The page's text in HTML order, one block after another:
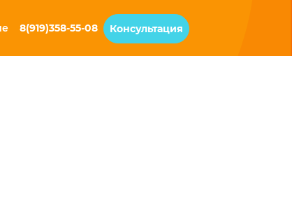
8(919)358-55-08 Консультация